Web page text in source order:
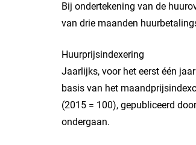
Bij ondertekening van de
van drie maanden
Huurprijsindexering
Jaarlijks, voor het eerst één
basis van het
(2015 = 100), gepubliceerd
ondergaan.